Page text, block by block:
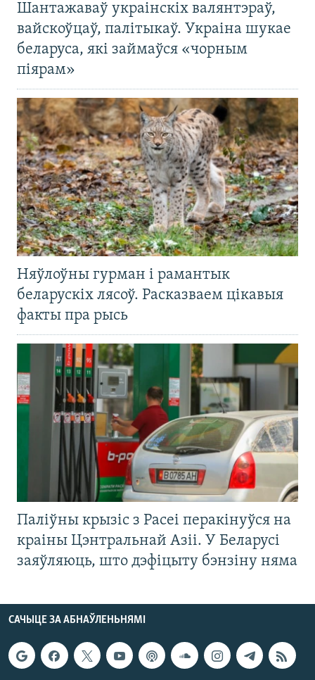
Шантажаваў украінскіх валянтэраў,
вайскоўцаў, палітыкаў. Украіна шукае
беларуса, які займаўся «чорным
піярам»
Няўлоўны гурман і рамантык
беларускіх лясоў. Расказваем цікавыя
факты пра рысь
Паліўны крызіс з Расеі перакінуўся на
краіны Цэнтральнай Азіі. У Беларусі
заяўляюць, што дэфіцыту бэнзіну няма
САЧЫЦЕ ЗА АБНАЎЛЕНЬНЯМІ